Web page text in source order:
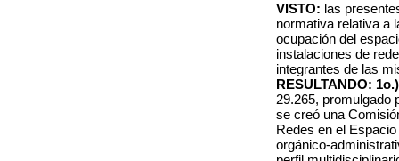
VISTO: las
normativa relativa a
ocupación del
instalaciones de
integrantes de las
RESULTANDO:
29.265, promulgado
se creó una
Redes en el
orgánico-